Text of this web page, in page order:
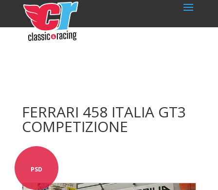
FERRARI 458 ITALIA GT3
COMPETIZIONE
PSD